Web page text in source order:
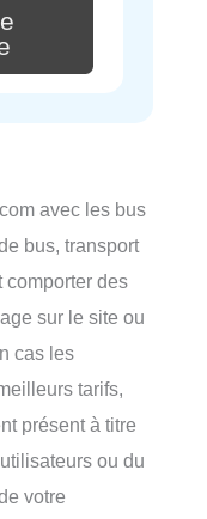
avec les bus
bus, transport
comporter des
sur le site ou
cas les
tarifs,
présent à titre
ou du
votre